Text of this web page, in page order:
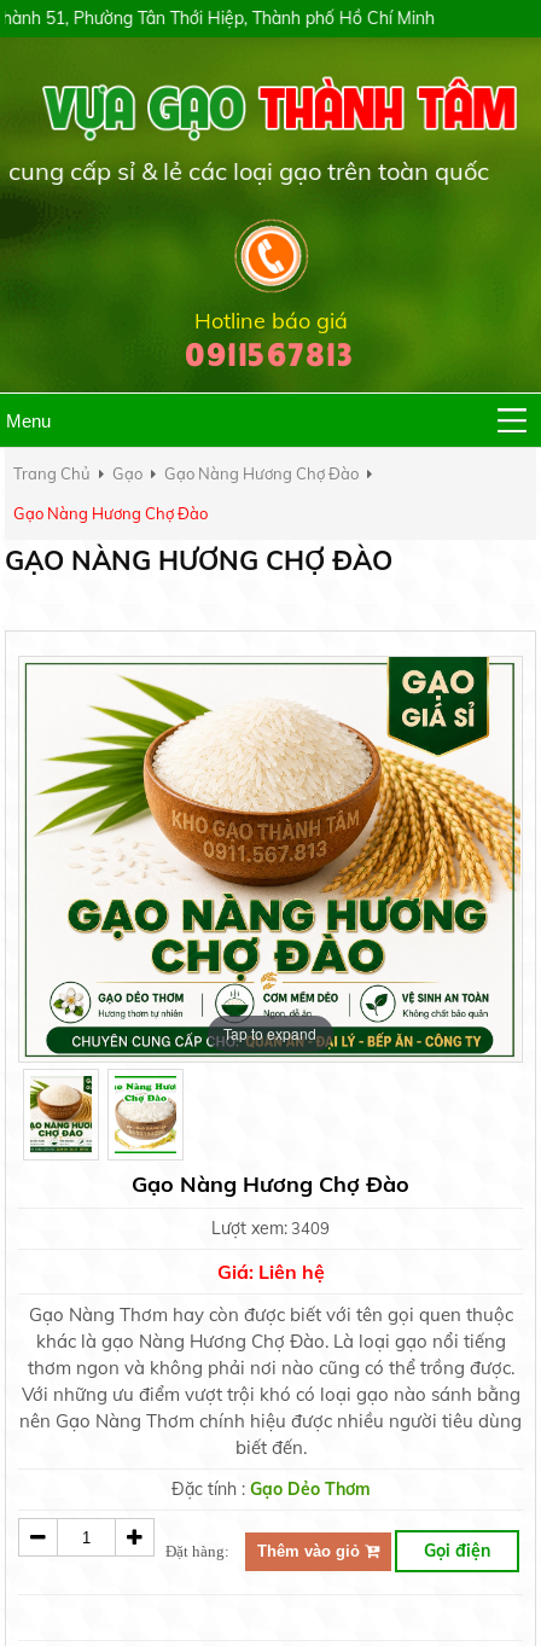
Thới Hiệp, Thành phố Hồ Chí Minh
lẻ các loại gạo trên toàn quốc
Hotline báo giá
0911567813
Menu
Trang Chủ Gạo Gạo Nàng Hương Chợ Đào
Gạo Nàng Hương Chợ Đào
GẠO NÀNG HƯƠNG CHỢ ĐÀO
Tap to expand
Tap to expand
Gạo Nàng Hương Chợ Đào
Lượt xem: 3409
Giá: Liên hệ
Gạo Nàng Thơm hay còn được biết với tên gọi quen thuộc
khác là gạo Nàng Hương Chợ Đào. Là loại gạo nổi tiếng
thơm ngon và không phải nơi nào cũng có thể trồng được.
Với những ưu điểm vượt trội khó có loại gạo nào sánh bằng
nên Gạo Nàng Thơm chính hiệu được nhiều người tiêu dùng
biết đến.
Đặc tính : Gạo Dẻo Thơm
Đặt hàng: Thêm vào giỏ Gọi điện